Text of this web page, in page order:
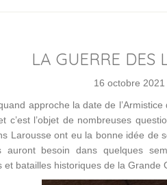
LA GUERRE DES
16 octobre 2021
approche la date de
c’est l’objet de nombreuses
Larousse ont eu la bonne idée de
auront besoin dans quelques
et batailles historiques de la Grande